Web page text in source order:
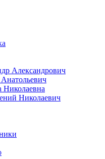
Александрович
Николаевна
Николаевич